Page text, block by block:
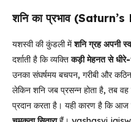
शनि का प्रभाव
यशस्वी की कुंडली मेंशनि ग्रह अपनी
दर्शाती है कि व्यक्तिकड़ी मेहनत से
उनका संघर्षमय बचपन, गरीबी और
लेकिन शनि जब प्रसन्न होता है, तब
प्रदान करता है। यही कारण है कि